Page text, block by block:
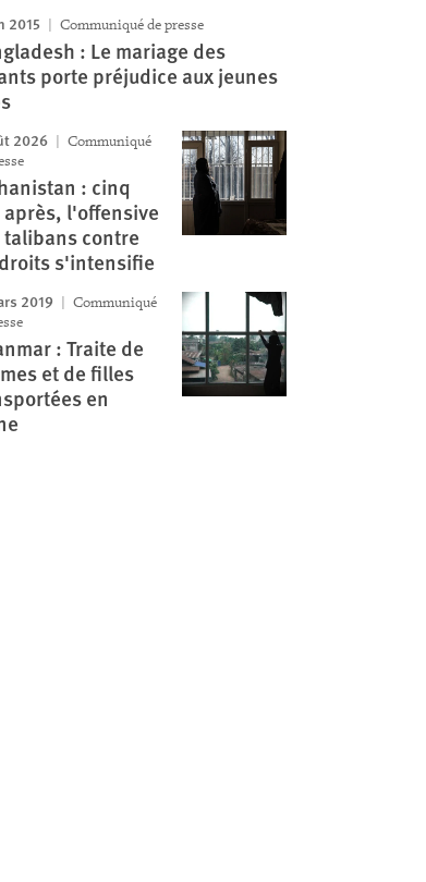
2015 Communiqué de presse
: Le mariage des
porte préjudice aux jeunes
2026
Communiqué
: cinq
après, l'offensive
talibans contre
s'intensifie
2019
Communiqué
: Traite de
et de filles
en